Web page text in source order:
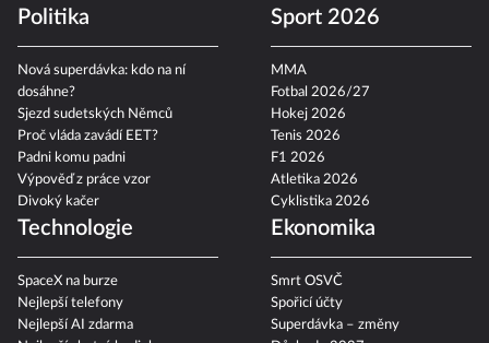
Politika
Nová superdávka: kdo na ní
dosáhne?
Sjezd sudetských Němců
Proč vláda zavádí EET?
Padni komu padni
Výpověď z práce vzor
Divoký kačer
Sport 2026
MMA
Fotbal 2026/27
Hokej 2026
Tenis 2026
F1 2026
Atletika 2026
Cyklistika 2026
Technologie
SpaceX na burze
Nejlepší telefony
Nejlepší AI zdarma
Ekonomika
Smrt OSVČ
Spořicí účty
Superdávka – změny